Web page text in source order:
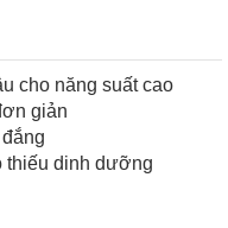
cho năng suất cao
giản
thiếu dinh dưỡng